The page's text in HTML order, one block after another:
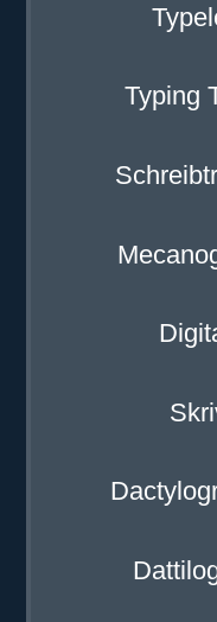
Typing